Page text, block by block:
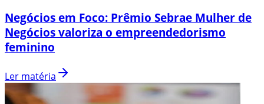
Negócios em Foco: Prêmio Sebrae Mulher de
Negócios valoriza o empreendedorismo
feminino
Ler matéria